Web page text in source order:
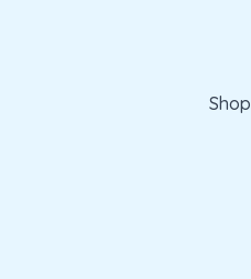
Shop